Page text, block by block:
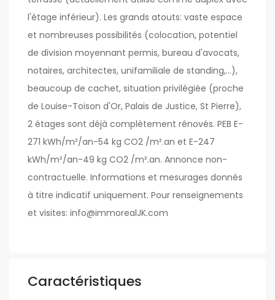
l'étage inférieur). Les grands atouts: vaste espace
et nombreuses possibilités (colocation, potentiel
de division moyennant permis, bureau d'avocats,
notaires, architectes, unifamiliale de standing,...),
beaucoup de cachet, situation privilégiée (proche
de Louise-Toison d'Or, Palais de Justice, St Pierre),
2 étages sont déjà complètement rénovés. PEB E-
271 kWh/m²/an-54 kg CO2 /m².an et E-247
kWh/m²/an-49 kg CO2 /m².an. Annonce non-
contractuelle. Informations et mesurages donnés
à titre indicatif uniquement. Pour renseignements
et visites: info@immorealJK.com
Caractéristiques